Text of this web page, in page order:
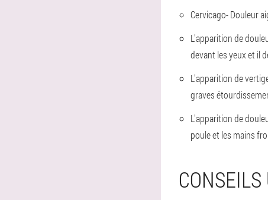
Cervicago- Douleur
L'apparition de
devant les yeux et il
L'apparition de
graves
L'apparition de
poule et les mains